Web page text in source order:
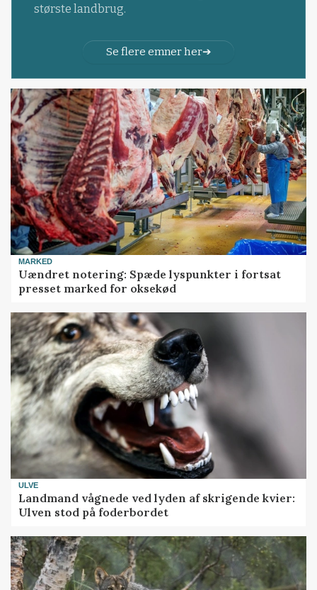
største landbrug.
Se flere emner her
MARKED
Uændret notering: Spæde lyspunkter i fortsat
presset marked for oksekød
ULVE
Landmand vågnede ved lyden af skrigende kvier:
Ulven stod på foderbordet